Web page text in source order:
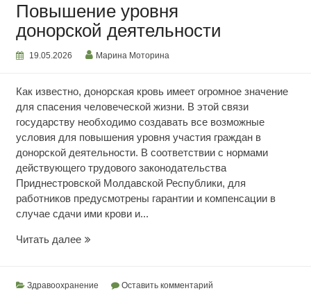
Повышение уровня
донорской деятельности
19.05.2026 Марина Моторина
Как известно, донорская кровь имеет огромное значение
для спасения человеческой жизни. В этой связи
государству необходимо создавать все возможные
условия для повышения уровня участия граждан в
донорской деятельности. В соответствии с нормами
действующего трудового законодательства
Приднестровской Молдавской Республики, для
работников предусмотрены гарантии и компенсации в
случае сдачи ими крови и...
Читать далееПовышение
деятельности
Здравоохранение Оставить комментарий